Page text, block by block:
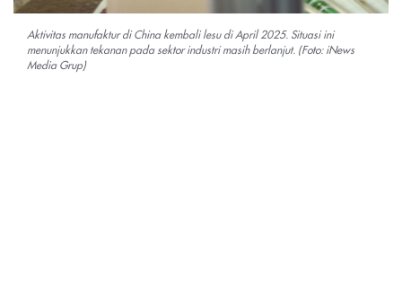
Aktivitas manufaktur di China kembali lesu di April 2025. Situasi ini
menunjukkan tekanan pada sektor industri masih berlanjut. (Foto: iNews
Media Grup)